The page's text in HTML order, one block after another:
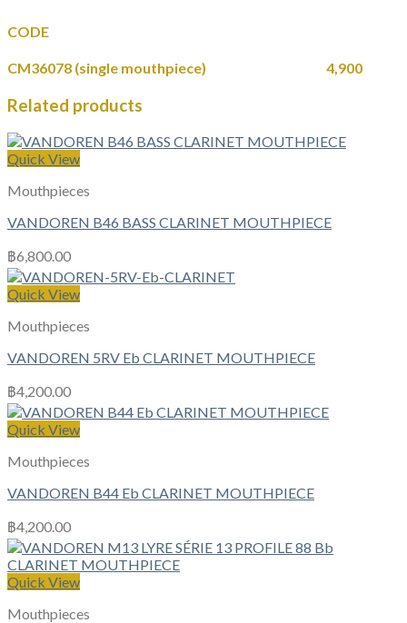
CODE
CM36078 (single mouthpiece) 4,900
Related products
Quick View
Mouthpieces
VANDOREN B46 BASS CLARINET MOUTHPIECE
฿6,800.00
Quick View
Mouthpieces
VANDOREN 5RV Eb CLARINET MOUTHPIECE
฿4,200.00
Quick View
Mouthpieces
VANDOREN B44 Eb CLARINET MOUTHPIECE
฿4,200.00
Quick View
Mouthpieces